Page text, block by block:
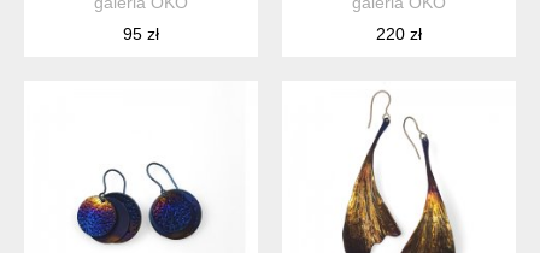
95 zł
220 zł